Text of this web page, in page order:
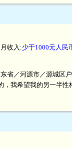
收入:少于1000元人民
省／河源市／源城区
我希望我的另一半性